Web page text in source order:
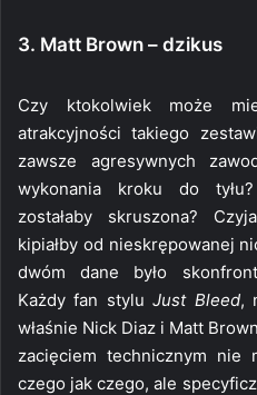
3. Matt Brown – dzikus
Czy ktokolwiek może
atrakcyjności takiego
zawsze agresywnych
wykonania kroku do
zostałaby skruszona?
kipiałby od nieskrępowanej
dwóm dane było
Każdy fan styluJust Bleed,
właśnie Nick Diaz i Matt
zacięciem technicznym nie
czego jak czego, ale